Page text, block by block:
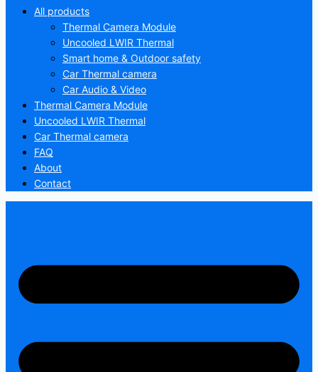
All products
Thermal Camera Module
Uncooled LWIR Thermal
Smart home & Outdoor safety
Car Thermal camera
Car Audio & Video
Thermal Camera Module
Uncooled LWIR Thermal
Car Thermal camera
FAQ
About
Contact